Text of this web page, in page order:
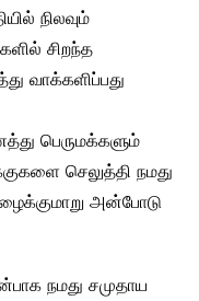
நிலவும்
சிறந்த
வாக்களிப்பது
பெருமக்களும்
செலுத்தி நமது
அன்போடு
நமது சமுதாய